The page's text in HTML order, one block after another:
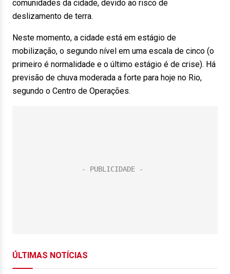
comunidades da cidade, devido ao risco de
deslizamento de terra.
Neste momento, a cidade está em estágio de
mobilização, o segundo nível em uma escala de cinco (o
primeiro é normalidade e o último estágio é de crise). Há
previsão de chuva moderada a forte para hoje no Rio,
segundo o Centro de Operações.